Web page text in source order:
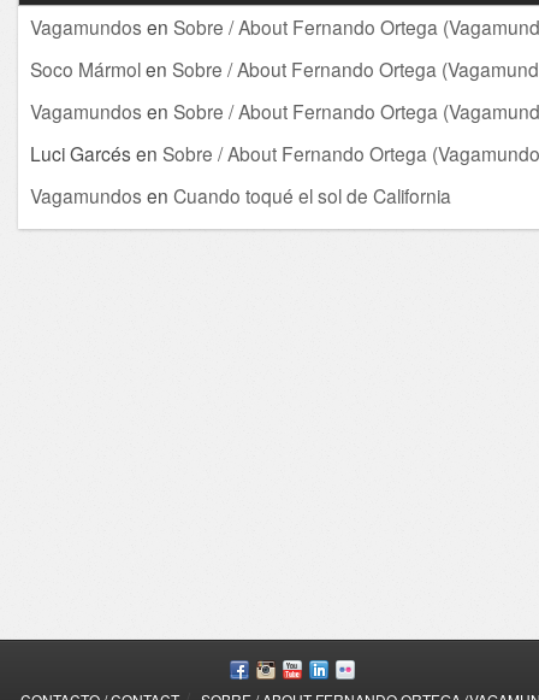
Vagamundos en Sobre / About Fernando Ortega
Soco Mármolen Sobre / About Fernando Ortega
Vagamundos en Sobre / About Fernando Ortega
Luci Garcés en Sobre / About Fernando Ortega
Vagamundos en Cuando toqué el sol de California